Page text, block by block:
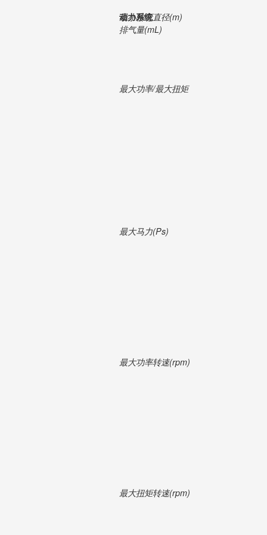
最小转弯直径(m)
动力系统
排气量(mL)
最大功率/最大扭矩
最大马力(Ps)
最大功率转速(rpm)
最大扭矩转速(rpm)